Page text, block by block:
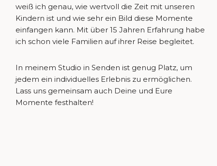
weiß ich genau, wie wertvoll die Zeit mit unseren
Kindern ist und wie sehr ein Bild diese Momente
einfangen kann. Mit über 15 Jahren Erfahrung habe
ich schon viele Familien auf ihrer Reise begleitet.
In meinem Studio in Senden ist genug Platz, um
jedem ein individuelles Erlebnis zu ermöglichen.
Lass uns gemeinsam auch Deine und Eure
Momente festhalten!